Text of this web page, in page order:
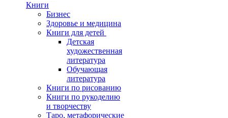
Книги
Бизнес
Здоровье и медицина
Книги для детей
Детская
художественная
литература
Обучающая
литература
Книги по рисованию
Книги по рукоделию
и творчеству
Таро, метафорические